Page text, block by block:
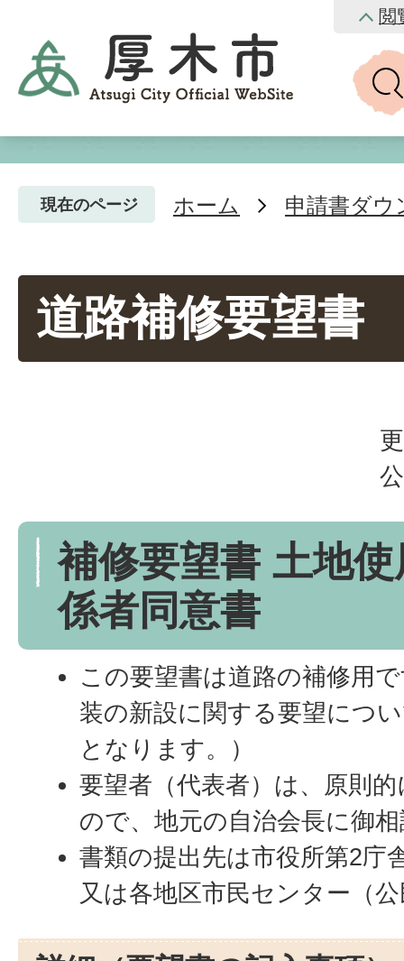
閲
現在のページ ホーム 申請書ダウ
道路補修要望書
補修要望書 土地
係者同意書
この要望書は道路の補修用
装の新設に関する要望につ
となります。）
要望者（代表者）は、原則
ので、地元の自治会長に御
書類の提出先は市役所第2庁
又は各地区市民センター（